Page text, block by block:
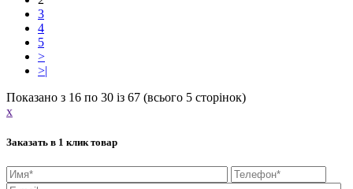
3
4
5
>
>|
Показано з 16 по 30 із 67 (всього 5 сторінок)
x
Заказать в 1 клик товар